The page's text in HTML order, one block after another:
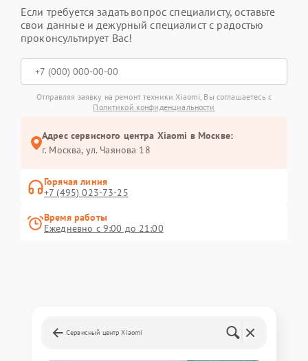
Если требуется задать вопрос специалисту, оставьте
свои данные и дежурный специалист с радостью
проконсультирует Вас!
Отправляя заявку на ремонт техники Xiaomi, Вы соглашаетесь с
Политикой конфиденциальности
Адрес сервисного центра Xiaomi в Москве:
г. Москва, ул. Чаянова 18
Горячая линия
+7 (495) 023-73-25
Время работы
Ежедневно с 9:00 до 21:00
Сервисный центр Xiaomi